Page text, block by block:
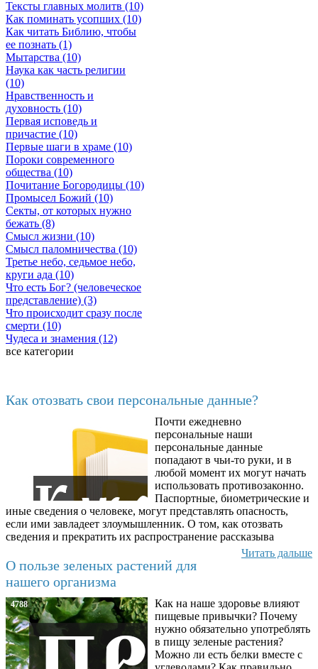
Тексты главных молитв (10)
Как поминать усопших (10)
Как читать Библию, чтобы
ее познать (1)
Мытарства (10)
Наука как часть религии
(10)
Нравственность и
духовность (10)
Первая исповедь и
причастие (10)
Первые шаги в храме (10)
Пороки современного
общества (10)
Почитание Богородицы (10)
Промысел Божий (10)
Секты, от которых нужно
бежать (8)
Смысл жизни (10)
Смысл паломничества (10)
Третье небо, седьмое небо,
круги ада (10)
Что есть Бог? (человеческое
представление) (3)
Что происходит сразу после
смерти (10)
Чудеса и знамения (12)
все категории
Как отозвать свои персональные данные?
Почти ежедневно
персональные наши
персональные данные
попадают в чьи-то руки, и в
любой момент их могут начать
использовать противозаконно.
Паспортные, биометрические и
иные сведения о человеке, могут представлять опасность,
если ими завладеет злоумышленник. О том, как отозвать
сведения и прекратить их распространение рассказыва
Читать дальше
О пользе зеленых растений для
нашего организма
4788
Как на наше здоровье влияют
пищевые привычки? Почему
нужно обязательно употреблять
в пищу зеленые растения?
Можно ли есть белки вместе с